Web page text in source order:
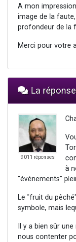
A mon
image de la
profondeur de la
Merci pour votre
La réponse
9011 réponses
à
"événements"
Le "fruit du
symbole, mais
Il y a bien sûr
nous contenter